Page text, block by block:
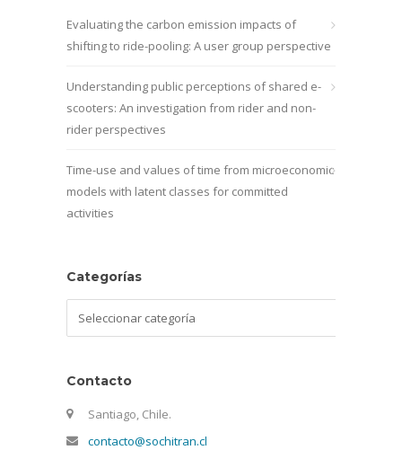
Evaluating the carbon emission impacts of
shifting to ride-pooling: A user group perspective
Understanding public perceptions of shared e-
scooters: An investigation from rider and non-
rider perspectives
Time-use and values of time from microeconomic
models with latent classes for committed
activities
Categorías
Contacto
Santiago, Chile.
contacto@sochitran.cl